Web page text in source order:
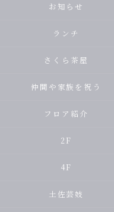
お知らせ
ランチ
さくら茶屋
仲間や家族を祝う
フロア紹介
2F
4F
土佐芸妓